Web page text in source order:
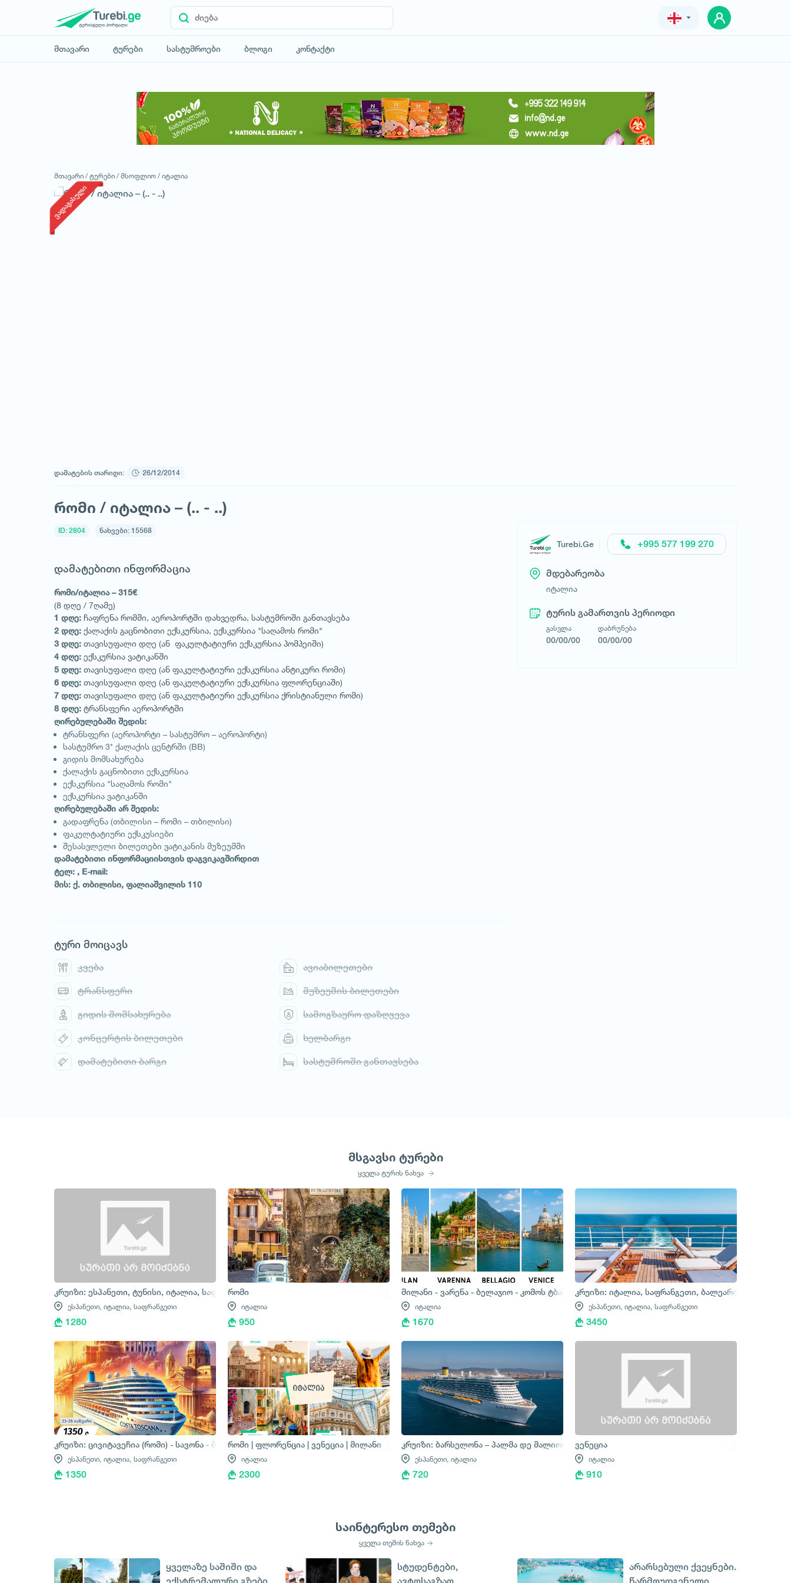
მთავარი ტურები სასტუმროები ბლოგი კონტაქტი
მოითხოვე ტური
მთავარი / ტურები / მსოფლიო / იტალია
ვადაგასული
დამატების თარიღი: 26/12/2014
რომი / იტალია – (.. - ..)
ID: 2804 ნახვები: 15568
დამატებითი ინფორმაცია
რომი/იტალია – 315€
(8 დღე / 7ღამე)
1 დღე: ჩაფრენა რომში, აეროპორტში დახვედრა, სასტუმროში განთავსება
2 დღე: ქალაქის გაცნობითი ექსკურსია, ექსკურსია "საღამოს რომი"
3 დღე: თავისუფალი დღე (ან ფაკულტატიური ექსკურსია პომპეიში)
4 დღე: ექსკურსია ვატიკანში
5 დღე: თავისუფალი დღე (ან ფაკულტატიური ექსკურსია ანტიკური რომი)
6 დღე: თავისუფალი დღე (ან ფაკულტატიური ექსკურსია ფლორენციაში)
7 დღე: თავისუფალი დღე (ან ფაკულტატიური ექსკურსია ქრისტიანული რომი)
8 დღე: ტრანსფერი აეროპორტში
ღირებულებაში შედის:
ტრანსფერი (აეროპორტი – სასტუმრო – აეროპორტი)
სასტუმრო 3* ქალაქის ცენტრში (BB)
გიდის მომსახურება
ქალაქის გაცნობითი ექსკურსია
ექსკურსია "საღამოს რომი"
ექსკურსია ვატიკანში
ღირებულებაში არ შედის:
გადაფრენა (თბილისი – რომი – თბილისი)
ფაკულტატიური ექსკუსიები
შესასვლელი ბილეთები ვატიკანის მუზეუმში
დამატებითი ინფორმაციისთვის დაგვიკავშირდით
ტელ: , E-mail:
მის: ქ. თბილისი, ფალიაშვილის 110
ტური მოიცავს
კვება ავიაბილეთები
ტრანსფერი მუზეუმის ბილეთები
გიდის მომსახურება სამოგზაურო დაზღვევა
კონცერტის ბილეთები ხელბარგი
დამატებითი ბარგი სასტუმროში განთავსება
Turebi.Ge +995 577 199 270
მდებარეობა
იტალია
ტურის გამართვის პერიოდი
გასვლა
00/00/00
დაბრუნება
00/00/00
მსგავსი ტურები
ყველა ტურის ნახვა
კრუიზი: ესპანეთი, ტუნისი, იტალია, საფრანგეთი
ესპანეთი, იტალია, საფრანგეთი
1280
რომი
იტალია
950
მილანი - ვარენა - ბელაჯიო - კომოს ტბა - ვენეცია
იტალია
1670
კრუიზი: იტალია, საფრანგეთი, ბალეარის
ესპანეთი, იტალია, საფრანგეთი
3450
კრუიზი: ცივიტავეჩია (რომი) - სავონა - მარსელი - ბარსელონა
ესპანეთი, იტალია, საფრანგეთი
1350
რომი | ფლორენცია | ვენეცია | მილანი
იტალია
2300
კრუიზი: ბარსელონა – პალმა დე მალიორკა – პალერმო – რომი
ესპანეთი, იტალია
720
ვენეცია
იტალია
910
საინტერესო თემები
ყველა თემის ნახვა
ყველაზე საშიში და
ექსტრემალური გზები
სტუდენტები,
ავტოსაგზაო
არარსებული ქვეყნები.
წარმოუდგენელი